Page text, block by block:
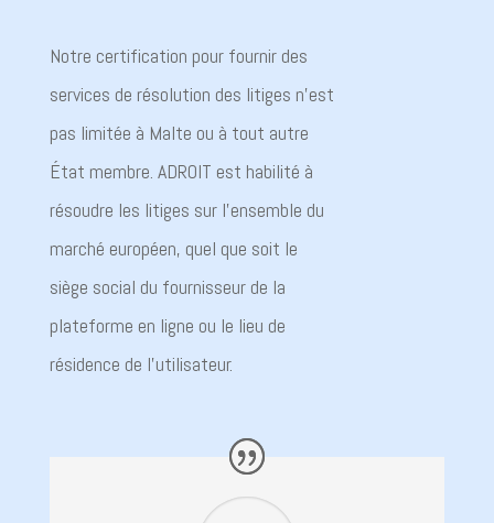
Notre certification pour fournir des
services de résolution des litiges n’est
pas limitée à Malte ou à tout autre
État membre. ADROIT est habilité à
résoudre les litiges sur l’ensemble du
marché européen, quel que soit le
siège social du fournisseur de la
plateforme en ligne ou le lieu de
résidence de l’utilisateur.